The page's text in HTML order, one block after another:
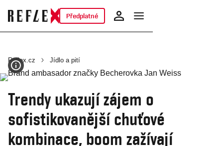
Předplatné
Reflex.cz Jídlo a pití
Trendy ukazují zájem o
sofistikovanější chuťové
kombinace, boom zažívají